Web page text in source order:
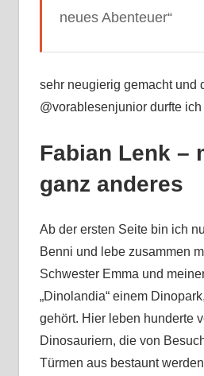
neues Abenteuer“
sehr neugierig gemacht und
@vorablesenjunior durfte
Fabian Lenk –
ganz anderes
Ab der ersten Seite bin ich
Benni und lebe zusammen
Schwester Emma und
„Dinolandia“ einem
gehört. Hier leben hunderte
Dinosauriern, die von
Türmen aus bestaunt